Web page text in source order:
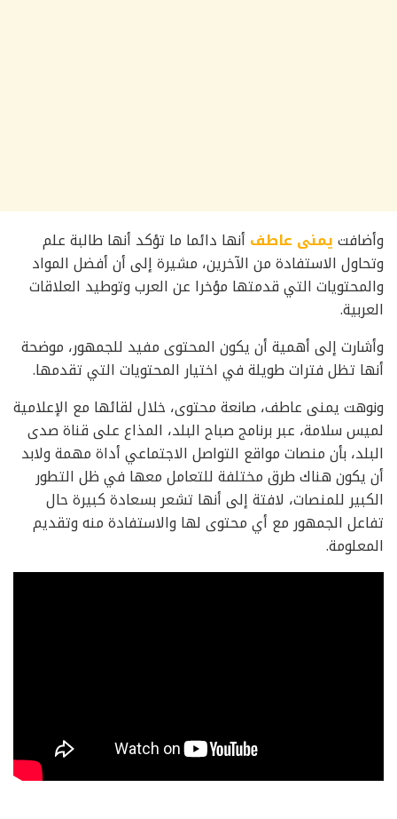
وأضافتيمنى عاطف أنها دائما ما تؤكد أنها طالبة علم
وتحاول الاستفادة من الآخرين، مشيرة إلى أن أفضل المواد
والمحتويات التي قدمتها مؤخرا عن العرب وتوطيد العلاقات
العربية.
وأشارت إلى أهمية أن يكون المحتوى مفيد للجمهور، موضحة
أنها تظل فترات طويلة في اختيار المحتويات التي تقدمها.
ونوهت يمنى عاطف، صانعة محتوى، خلال لقائها مع الإعلامية
لميس سلامة، عبر برنامج صباح البلد، المذاع على قناة صدى
البلد، بأن منصات مواقع التواصل الاجتماعي أداة مهمة ولابد
أن يكون هناك طرق مختلفة للتعامل معها في ظل التطور
الكبير للمنصات، لافتة إلى أنها تشعر بسعادة كبيرة حال
تفاعل الجمهور مع أي محتوى لها والاستفادة منه وتقديم
المعلومة.